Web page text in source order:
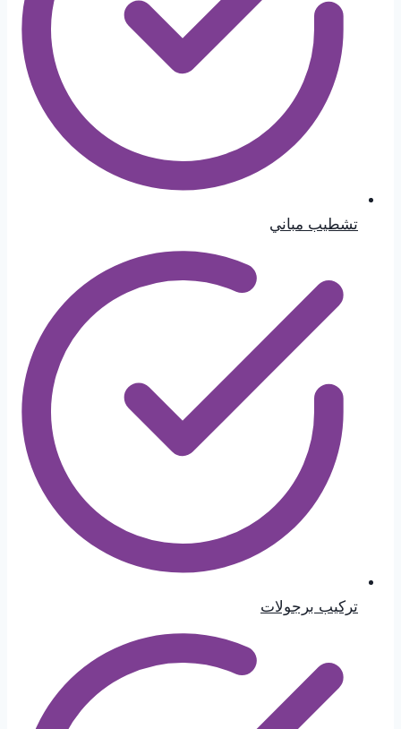
تشطيب مباني
تركيب برجولات